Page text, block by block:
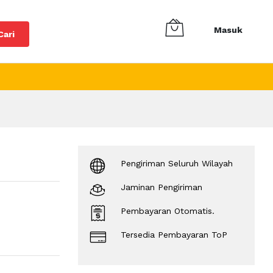
Masuk
Pengiriman Seluruh Wilayah
Jaminan Pengiriman
Pembayaran Otomatis.
Tersedia Pembayaran ToP